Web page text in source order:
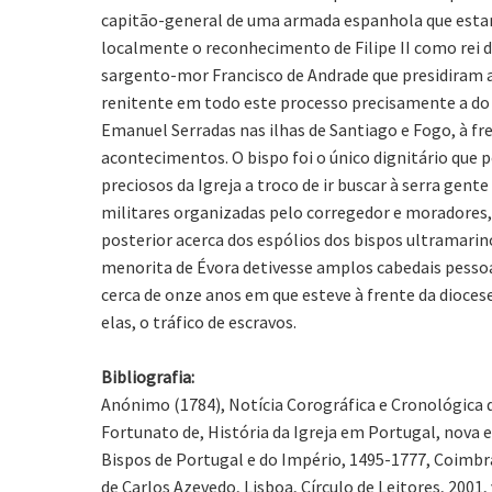
capitão-general de uma armada espanhola que
localmente o reconhecimento de Filipe II como rei
sargento-mor Francisco de Andrade que
renitente em todo este processo precisamente a
Emanuel Serradas nas ilhas de Santiago e Fogo, à
acontecimentos. O bispo foi o único dignitário que
preciosos da Igreja a troco de ir buscar à serra
militares organizadas pelo corregedor e
posterior acerca dos espólios dos bispos
menorita de Évora detivesse amplos cabedais
cerca de onze anos em que esteve à frente da
elas, o tráfico de escravos.
Bibliografia:
Anónimo (1784), Notícia Corográfica e Cronológica
Fortunato de, História da Igreja em Portugal, nova
Bispos de Portugal e do Império, 1495-1777,
de Carlos Azevedo, Lisboa, Círculo de Leitores,